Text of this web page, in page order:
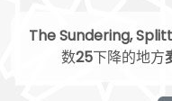
The Sundering,
数25下降的地方